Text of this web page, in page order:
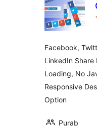
Facebook,
LinkedIn
Loading, No
Responsive
Option
Purab